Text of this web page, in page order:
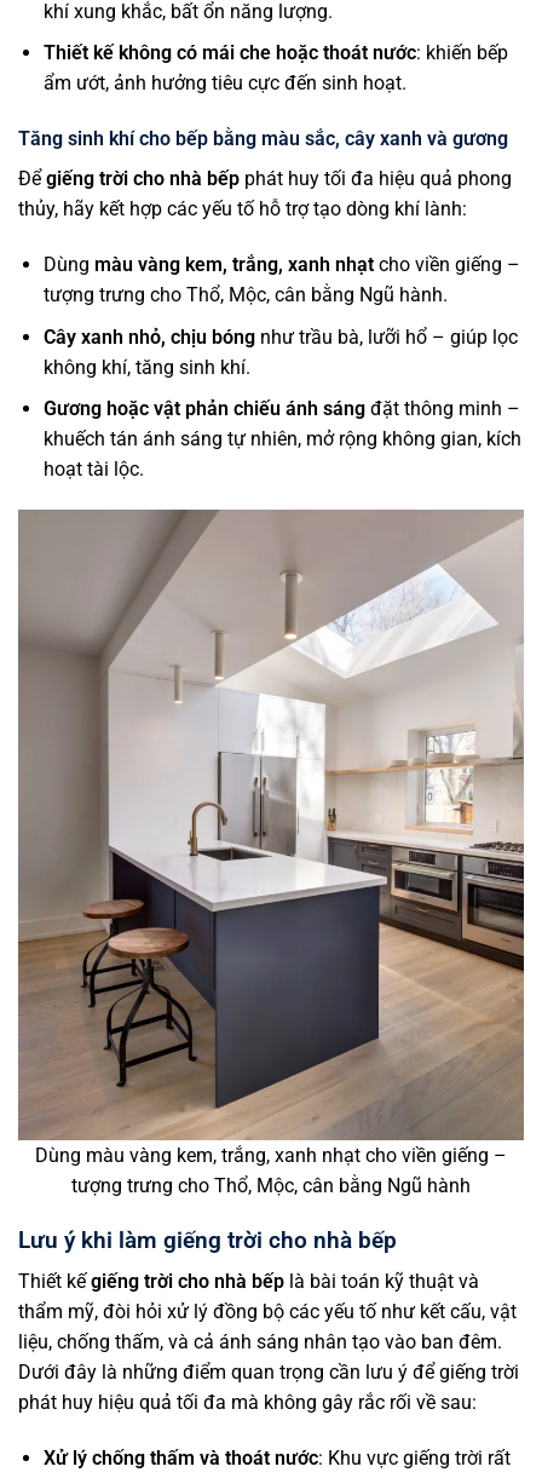
khí xung khắc, bất ổn năng lượng.
Thiết kế không có mái che hoặc thoát nước: khiến bếp
ẩm ướt, ảnh hưởng tiêu cực đến sinh hoạt.
Tăng sinh khí cho bếp bằng màu sắc, cây xanh và gương
Để giếng trời cho nhà bếp phát huy tối đa hiệu quả phong
thủy, hãy kết hợp các yếu tố hỗ trợ tạo dòng khí lành:
Dùng màu vàng kem, trắng, xanh nhạtcho viền giếng –
tượng trưng cho Thổ, Mộc, cân bằng Ngũ hành.
Cây xanh nhỏ, chịu bóngnhư trầu bà, lưỡi hổ – giúp lọc
không khí, tăng sinh khí.
Gương hoặc vật phản chiếu ánh sángđặt thông minh –
khuếch tán ánh sáng tự nhiên, mở rộng không gian, kích
hoạt tài lộc.
Dùng màu vàng kem, trắng, xanh nhạt cho viền giếng –
tượng trưng cho Thổ, Mộc, cân bằng Ngũ hành
Lưu ý khi làm giếng trời cho nhà bếp
Thiết kếgiếng trời cho nhà bếp là bài toán kỹ thuật và
thẩm mỹ, đòi hỏi xử lý đồng bộ các yếu tố như kết cấu, vật
liệu, chống thấm, và cả ánh sáng nhân tạo vào ban đêm.
Dưới đây là những điểm quan trọng cần lưu ý để giếng trời
phát huy hiệu quả tối đa mà không gây rắc rối về sau:
Xử lý chống thấm và thoát nước: Khu vực giếng trời rất